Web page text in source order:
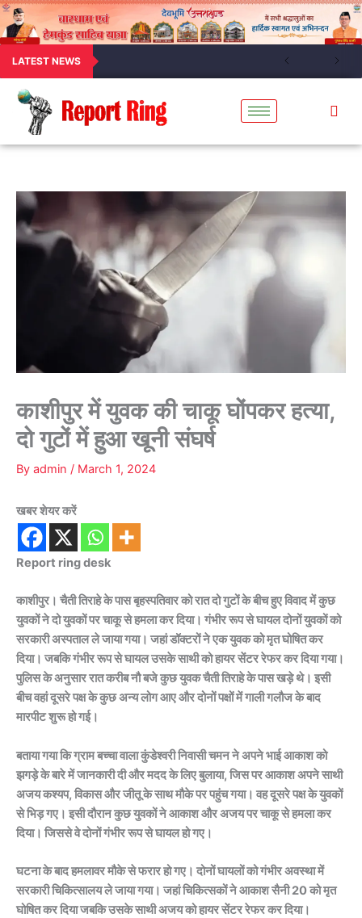
LATEST NEWS
काशीपुर में युवक की चाकू घोंपकर हत्या,
दो गुटों में हुआ खूनी संघर्ष
By admin / March 1, 2024
खबर शेयर करें
Report ring desk
काशीपुर। चैती तिराहे के पास बृहस्पतिवार को रात दो गुटों के बीच हुए विवाद में कुछ
युवकों ने दो युवकों पर चाकू से हमला कर दिया। गंभीर रूप से घायल दोनों युवकों को
सरकारी अस्पताल ले जाया गया। जहां डॉक्टरों ने एक युवक को मृत घोषित कर
दिया। जबकि गंभीर रूप से घायल उसके साथी को हायर सेंटर रेफर कर दिया गया।
पुलिस के अनुसार रात करीब नौ बजे कुछ युवक चैती तिराहे के पास खड़े थे। इसी
बीच वहां दूसरे पक्ष के कुछ अन्य लोग आए और दोनों पक्षों में गाली गलौज के बाद
मारपीट शुरू हो गई।
बताया गया कि ग्राम बच्चा वाला कुंडेश्वरी निवासी चमन ने अपने भाई आकाश को
झगड़े के बारे में जानकारी दी और मदद के लिए बुलाया, जिस पर आकाश अपने साथी
अजय कश्यप, विकास और जीतू के साथ मौके पर पहुंच गया। वह दूसरे पक्ष के युवकों
से भिड़ गए। इसी दौरान कुछ युवकों ने आकाश और अजय पर चाकू से हमला कर
दिया। जिससे वे दोनों गंभीर रूप से घायल हो गए।
घटना के बाद हमलावर मौके से फरार हो गए। दोनों घायलों को गंभीर अवस्था में
सरकारी चिकित्सालय ले जाया गया। जहां चिकित्सकों ने आकाश सैनी 20 को मृत
घोषित कर दिया जबकि उसके साथी अजय को हायर सेंटर रेफर कर दिया।